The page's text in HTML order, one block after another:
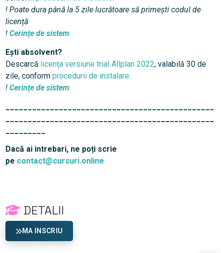
! Poate dura până la 5 zile lucrătoare să primești codul de
licență
! Cerințe de sistem
Ești absolvent?
Descarcă licența versiune trial Allplan 2022, valabilă 30 de
zile, conform procedurii de instalare.
! Cerințe de sistem
Dacă ai intrebari, ne poți scrie
pe contact@cursuri.online
DETALII
MA INSCRIU